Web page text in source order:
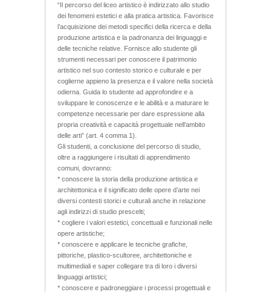
“Il percorso del liceo artistico è indirizzato allo studio
dei fenomeni estetici e alla pratica artistica. Favorisce
l’acquisizione dei metodi specifici della ricerca e della
produzione artistica e la padronanza dei linguaggi e
delle tecniche relative. Fornisce allo studente gli
strumenti necessari per conoscere il patrimonio
artistico nel suo contesto storico e culturale e per
coglierne appieno la presenza e il valore nella società
odierna. Guida lo studente ad approfondire e a
sviluppare le conoscenze e le abilità e a maturare le
competenze necessarie per dare espressione alla
propria creatività e capacità progettuale nell’ambito
delle arti” (art. 4 comma 1).
Gli studenti, a conclusione del percorso di studio,
oltre a raggiungere i risultati di apprendimento
comuni, dovranno:
* conoscere la storia della produzione artistica e
architettonica e il significato delle opere d’arte nei
diversi contesti storici e culturali anche in relazione
agli indirizzi di studio prescelti;
* cogliere i valori estetici, concettuali e funzionali nelle
opere artistiche;
* conoscere e applicare le tecniche grafiche,
pittoriche, plastico-scultoree, architettoniche e
multimediali e saper collegare tra di loro i diversi
linguaggi artistici;
* conoscere e padroneggiare i processi progettuali e